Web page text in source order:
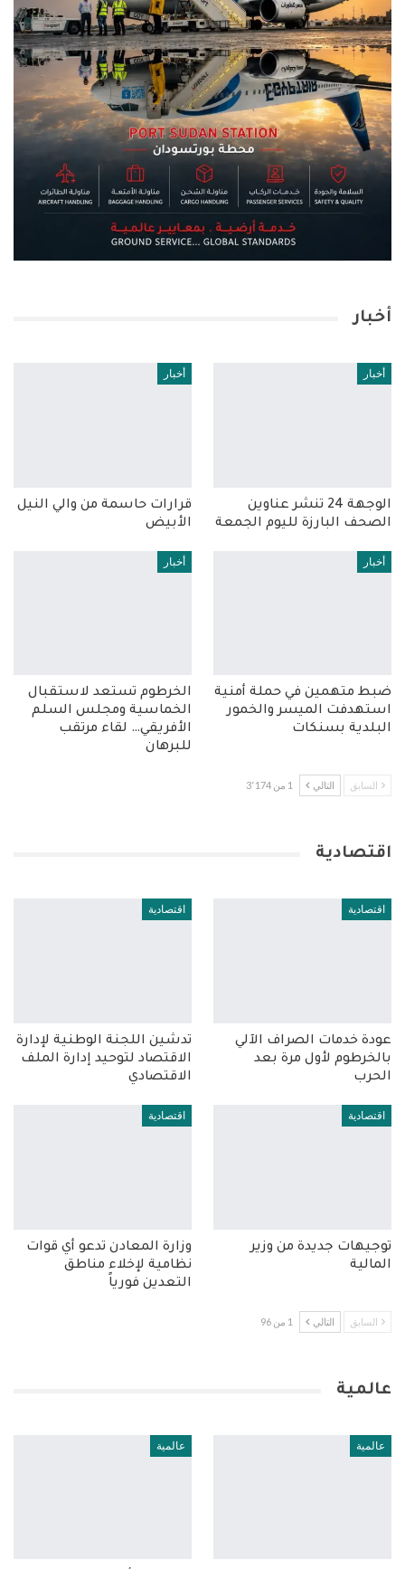
أخبار
أخبار
الوجهة 24 تنشر عناوين
الصحف البارزة لليوم الجمعة
أخبار
قرارات حاسمة من والي النيل
الأبيض
أخبار
ضبط متهمين في حملة أمنية
استهدفت الميسر والخمور
البلدية بسنكات
أخبار
الخرطوم تستعد لاستقبال
الخماسية ومجلس السلم
الأفريقي… لقاء مرتقب
للبرهان
السابق التالي 1 من 3٬174
اقتصادية
اقتصادية
عودة خدمات الصراف الآلي
بالخرطوم لأول مرة بعد
الحرب
اقتصادية
تدشين اللجنة الوطنية لإدارة
الاقتصاد لتوحيد إدارة الملف
الاقتصادي
اقتصادية
توجيهات جديدة من وزير
المالية
اقتصادية
وزارة المعادن تدعو أي قوات
نظامية لإخلاء مناطق
التعدين فورياً
السابق التالي 1 من 96
عالمية
عالمية عالمية